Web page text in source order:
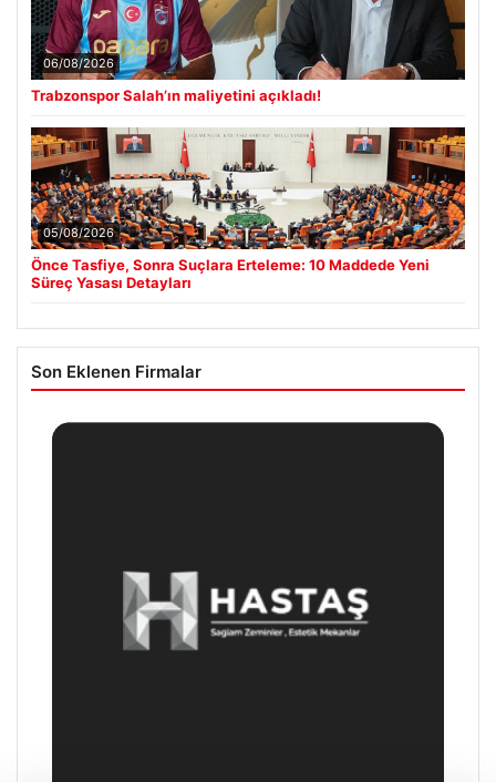
06/08/2026
Trabzonspor Salah’ın maliyetini açıkladı!
05/08/2026
Önce Tasfiye, Sonra Suçlara Erteleme: 10 Maddede Yeni
Süreç Yasası Detayları
Son Eklenen Firmalar